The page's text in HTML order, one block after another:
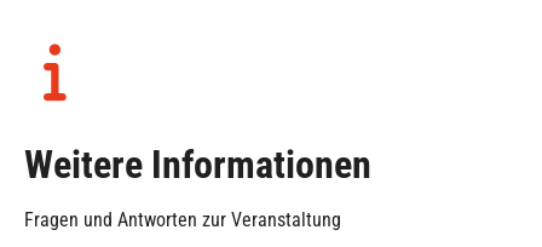
Weitere Informationen
Fragen und Antworten zur Veranstaltung